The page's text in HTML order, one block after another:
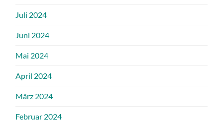
Juli 2024
Juni 2024
Mai 2024
April 2024
März 2024
Februar 2024